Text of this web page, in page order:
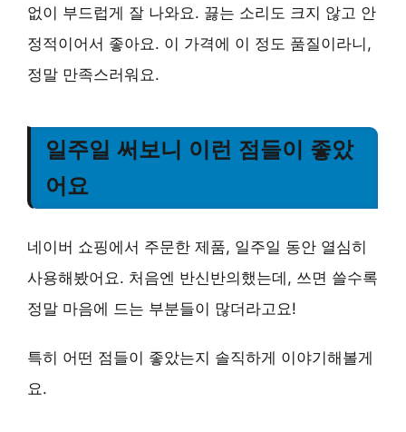
없이 부드럽게 잘 나와요. 끓는 소리도 크지 않고 안
정적이어서 좋아요. 이 가격에 이 정도 품질이라니,
정말 만족스러워요.
일주일 써보니 이런 점들이 좋았
어요
네이버 쇼핑에서 주문한 제품, 일주일 동안 열심히
사용해봤어요. 처음엔 반신반의했는데, 쓰면 쓸수록
정말 마음에 드는 부분들이 많더라고요!
특히 어떤 점들이 좋았는지 솔직하게 이야기해볼게
요.